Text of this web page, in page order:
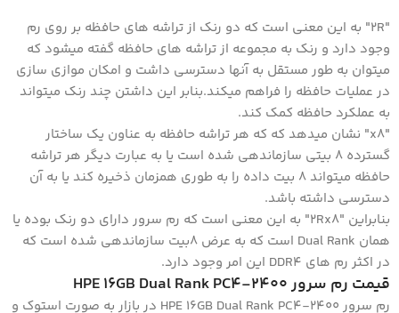
"2R" به این معنی است که دو رنک از تراشه های حافظه بر روی رم
وجود دارد و رنک به مجموعه از تراشه های حافظه گفته میشود که
میتوان به طور مستقل به آنها دسترسی داشت و امکان موازی سازی
در عملیات حافظه را فراهم میکند.بنابر این داشتن چند رنک میتواند
به عملکرد حافظه کمک کند.
"x8" نشان میدهد که که هر تراشه حافظه به عناون یک ساختار
گسترده ۸ بیتی سازماندهی شده است یا به عبارت دیگر هر تراشه
حافظه میتواند ۸ بیت داده را به طوری همزمان ذخیره کند یا به آن
دسترسی داشته باشد.
بنابراین "2Rx8" به این معنی است که رم سرور دارای دو رنک بوده یا
همان Dual Rank است که به عرض ۸بیت سازماندهی شده است که
در اکثر رم های DDR4 این امر وجود دارد.
قیمت رم سرور HPE 16GB Dual Rank PC4-2400
رم سرور HPE 16GB Dual Rank PC4-2400 در بازار به صورت استوک و